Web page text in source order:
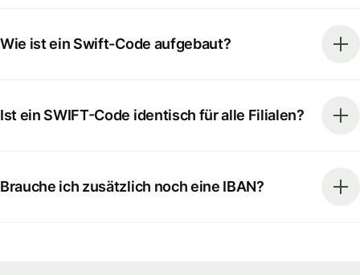
Wie ist ein Swift-Code aufgebaut?
Ist ein SWIFT-Code identisch für alle Filialen?
Brauche ich zusätzlich noch eine IBAN?